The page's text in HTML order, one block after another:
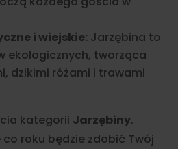
i wiejskie: Jarzębina to
ekologicznych, tworząca
dzikimi różami i trawami
kategorii Jarzębiny.
roku będzie zdobić Twój